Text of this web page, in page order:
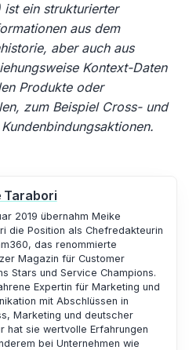
ein strukturierter
aus dem
aber auch aus
Kontext-Daten
Produkte oder
zum Beispiel Cross- und
Tarabori
2019 übernahm Meike
die Position als Chefredakteurin
das renommierte
Magazin für Customer
Stars und Service Champions.
Expertin für Marketing und
mit Abschlüssen in
Marketing und deutscher
hat sie wertvolle Erfahrungen
bei Unternehmen wie